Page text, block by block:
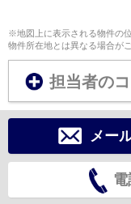
※地図上に表示される物件の
物件所在地とは異なる場合が
担当者の
メー